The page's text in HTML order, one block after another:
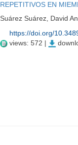
REPETITIVOS EN
Suárez Suárez, David
https://doi.org/
views: 572 |